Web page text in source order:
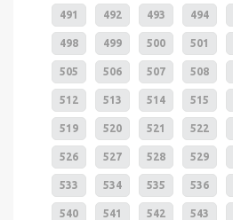
491 492 493 494
498 499 500 501
505 506 507 508
512 513 514 515
519 520 521 522
526 527 528 529
533 534 535 536
540 541 542 543